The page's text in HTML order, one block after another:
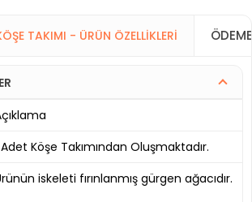
TAKIMI - ÜRÜN ÖZELLIKLERI
Adet Köşe Takımından Oluşmaktadır.
iskeleti fırınlanmış gürgen ağacıdır.